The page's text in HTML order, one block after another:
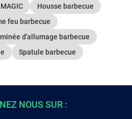
Housse barbecue
feu barbecue
d'allumage barbecue
Spatule barbecue
NOUS SUR :